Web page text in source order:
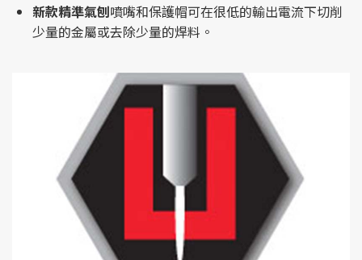
新款精準氣刨噴嘴和保護帽可在很低的輸出電流下切削
少量的金屬或去除少量的焊料。